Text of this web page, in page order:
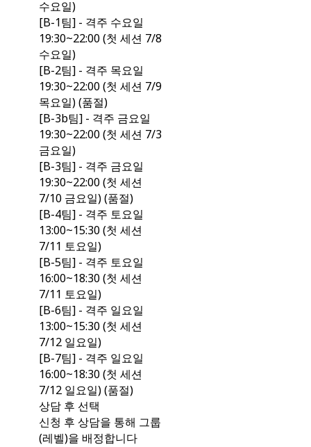
수요일)
[B-1팀] - 격주 수요일
19:30~22:00 (첫 세션 7/8
수요일)
[B-2팀] - 격주 목요일
19:30~22:00 (첫 세션 7/9
목요일) (품절)
[B-3b팀] - 격주 금요일
19:30~22:00 (첫 세션 7/3
금요일)
[B-3팀] - 격주 금요일
19:30~22:00 (첫 세션
7/10 금요일) (품절)
[B-4팀] - 격주 토요일
13:00~15:30 (첫 세션
7/11 토요일)
[B-5팀] - 격주 토요일
16:00~18:30 (첫 세션
7/11 토요일)
[B-6팀] - 격주 일요일
13:00~15:30 (첫 세션
7/12 일요일)
[B-7팀] - 격주 일요일
16:00~18:30 (첫 세션
7/12 일요일) (품절)
상담 후 선택
신청 후 상담을 통해 그룹
(레벨)을 배정합니다